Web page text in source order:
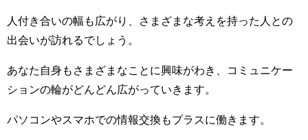
人付き合いの幅も広がり、さまざまな考えを持った人との
出会いが訪れるでしょう。
あなた自身もさまざまなことに興味がわき、コミュニケー
ションの輪がどんどん広がっていきます。
パソコンやスマホでの情報交換もプラスに働きます。